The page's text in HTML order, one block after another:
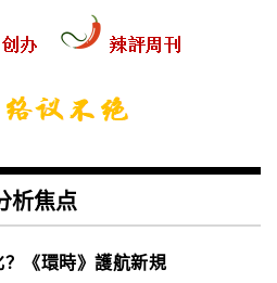
析焦点
《環時》護航新規